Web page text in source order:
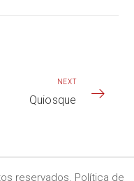
NEXT
Quiosque
reservados. Política de